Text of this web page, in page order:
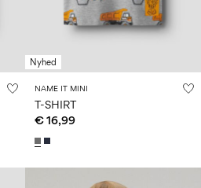
Nyhed
NAME IT MINI
T-SHIRT
€ 16,99